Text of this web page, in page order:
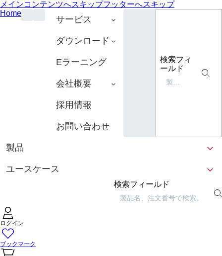
メインコンテンツへスキップフッターへスキップ
Home
サービス
ダウンロード
Eラーニング
会社概要
採用情報
お問い合わせ
検索フィ
ールド
製品
ユースケース
検索フィールド
ログイン
ブックマーク